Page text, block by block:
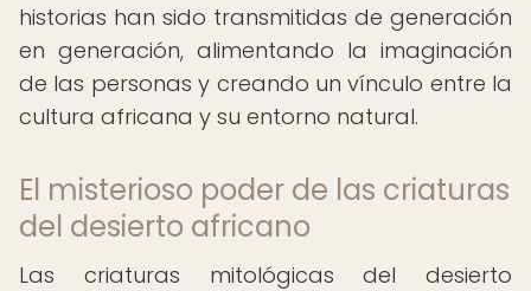
historias han sido transmitidas de generación
en generación, alimentando la imaginación
de las personas y creando un vínculo entre la
cultura africana y su entorno natural.
El misterioso poder de las criaturas
del desierto africano
Las criaturas mitológicas del desierto